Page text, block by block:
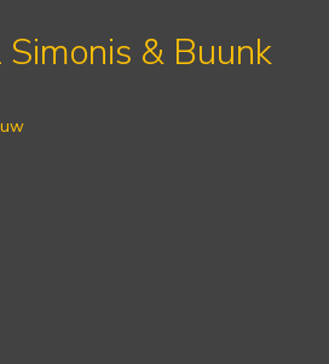
& Buunk